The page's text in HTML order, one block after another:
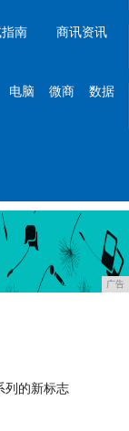
南 商讯资讯
电脑 微商 数据
广告
列的新标志